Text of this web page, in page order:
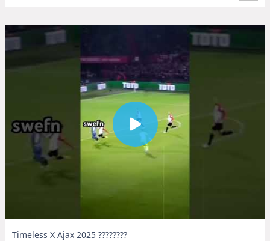
Timeless X Ajax 2025 ????????